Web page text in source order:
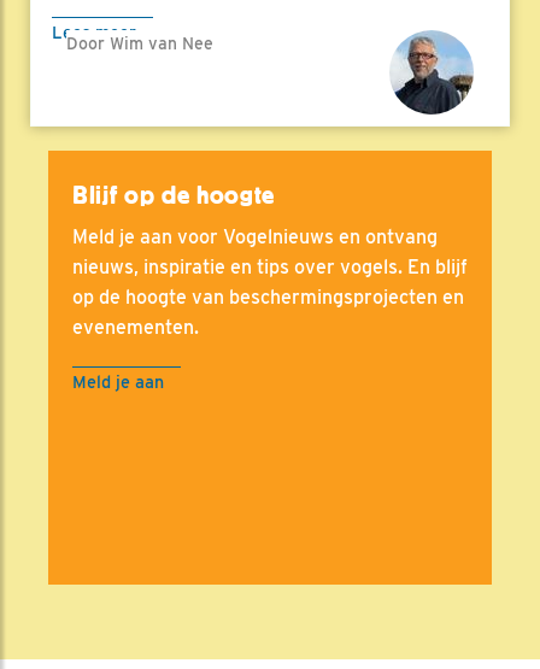
Lees meer
Door Wim van Nee
Blijf op de hoogte
Meld je aan voor Vogelnieuws en ontvang
nieuws, inspiratie en tips over vogels. En blijf
op de hoogte van beschermingsprojecten en
evenementen.
Meld je aan